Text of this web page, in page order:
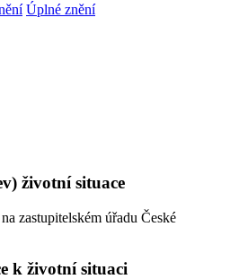
Úplné znění
životní situace
zastupitelském úřadu České
k životní situaci